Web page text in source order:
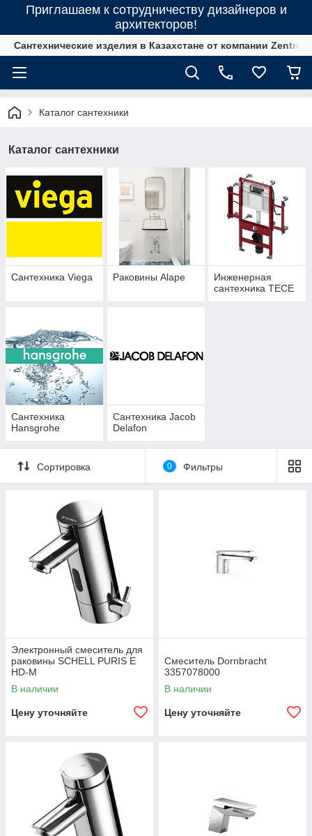
Приглашаем к сотрудничеству дизайнеров и
архитекторов!
Сантехнические изделия в Казахстане от компании Zentrum
Каталог сантехники
Каталог сантехники
Сантехника Viega Раковины Alape
Инженерная
сантехника ТЕСЕ
Сантехника
Hansgrohe
Сантехника Jacob
Delafon
Сортировка 0 Фильтры
Электронный смеситель для
раковины SCHELL PURIS E
HD-M
В наличии
Цену уточняйте
Смеситель Dornbracht
3357078000
В наличии
Цену уточняйте